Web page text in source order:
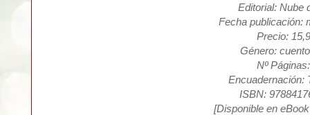
Editorial: Nube
Fecha publicación:
Precio:
Género:
Nº
Encuadernación:
ISBN:
[Disponible en